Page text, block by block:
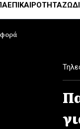
ΕΠΙΚΑΙΡΟΤΗΤΑ
φορά